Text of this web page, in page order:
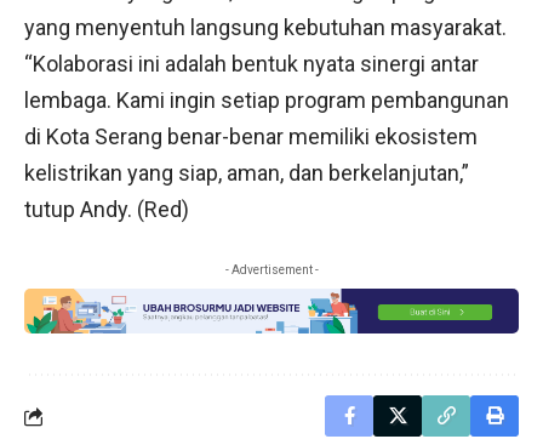
yang menyentuh langsung kebutuhan masyarakat.
“Kolaborasi ini adalah bentuk nyata sinergi antar
lembaga. Kami ingin setiap program pembangunan
di Kota Serang benar-benar memiliki ekosistem
kelistrikan yang siap, aman, dan berkelanjutan,”
tutup Andy. (Red)
- Advertisement -